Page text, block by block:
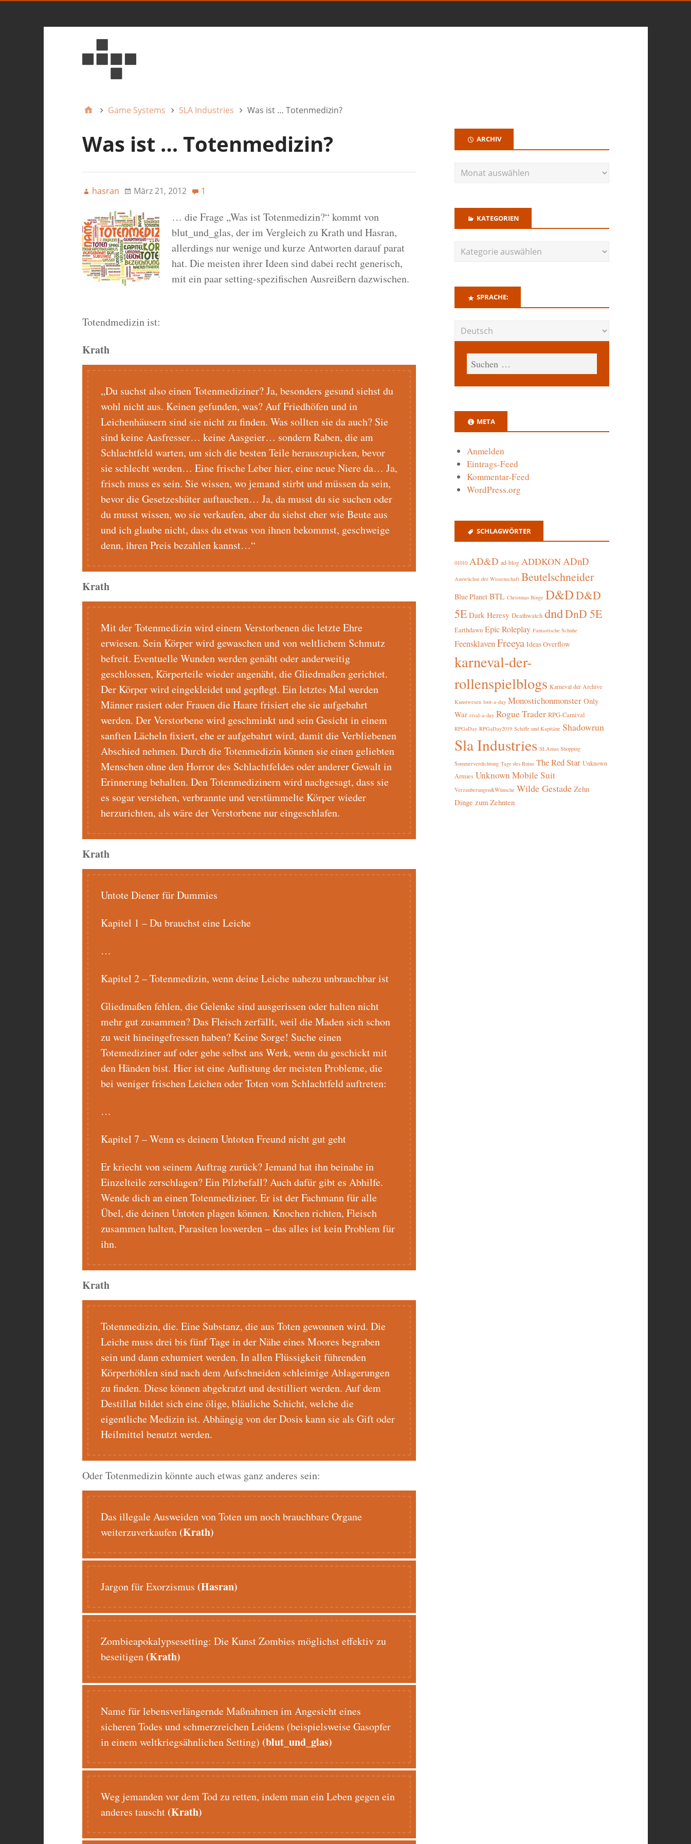
Game Systems SLA Industries Was ist … Totenmedizin?
Was ist … Totenmedizin?
hasran März 21, 2012 1
… die Frage „Was ist Totenmedizin?“ kommt von
blut_und_glas, der im Vergleich zu Krath und Hasran,
allerdings nur wenige und kurze Antworten darauf parat
hat. Die meisten ihrer Ideen sind dabei recht generisch,
mit ein paar setting-spezifischen Ausreißern dazwischen.
Totendmedizin ist:
Krath
„Du suchst also einen Totenmediziner? Ja, besonders gesund siehst du
wohl nicht aus. Keinen gefunden, was? Auf Friedhöfen und in
Leichenhäusern sind sie nicht zu finden. Was sollten sie da auch? Sie
sind keine Aasfresser… keine Aasgeier… sondern Raben, die am
Schlachtfeld warten, um sich die besten Teile herauszupicken, bevor
sie schlecht werden… Eine frische Leber hier, eine neue Niere da… Ja,
frisch muss es sein. Sie wissen, wo jemand stirbt und müssen da sein,
bevor die Gesetzeshüter auftauchen… Ja, da musst du sie suchen oder
du musst wissen, wo sie verkaufen, aber du siehst eher wie Beute aus
und ich glaube nicht, dass du etwas von ihnen bekommst, geschweige
denn, ihren Preis bezahlen kannst…“
Krath
Mit der Totenmedizin wird einem Verstorbenen die letzte Ehre
erwiesen. Sein Körper wird gewaschen und von weltlichem Schmutz
befreit. Eventuelle Wunden werden genäht oder anderweitig
geschlossen, Körperteile wieder angenäht, die Gliedmaßen gerichtet.
Der Körper wird eingekleidet und gepflegt. Ein letztes Mal werden
Männer rasiert oder Frauen die Haare frisiert ehe sie aufgebahrt
werden. Der Verstorbene wird geschminkt und sein Gesicht in einem
sanften Lächeln fixiert, ehe er aufgebahrt wird, damit die Verbliebenen
Abschied nehmen. Durch die Totenmedizin können sie einen geliebten
Menschen ohne den Horror des Schlachtfeldes oder anderer Gewalt in
Erinnerung behalten. Den Totenmedizinern wird nachgesagt, dass sie
es sogar verstehen, verbrannte und verstümmelte Körper wieder
herzurichten, als wäre der Verstorbene nur eingeschlafen.
Krath
Untote Diener für Dummies
Kapitel 1 – Du brauchst eine Leiche
…
Kapitel 2 – Totenmedizin, wenn deine Leiche nahezu unbrauchbar ist
Gliedmaßen fehlen, die Gelenke sind ausgerissen oder halten nicht
mehr gut zusammen? Das Fleisch zerfällt, weil die Maden sich schon
zu weit hineingefressen haben? Keine Sorge! Suche einen
Totemediziner auf oder gehe selbst ans Werk, wenn du geschickt mit
den Händen bist. Hier ist eine Auflistung der meisten Probleme, die
bei weniger frischen Leichen oder Toten vom Schlachtfeld auftreten:
…
Kapitel 7 – Wenn es deinem Untoten Freund nicht gut geht
Er kriecht von seinem Auftrag zurück? Jemand hat ihn beinahe in
Einzelteile zerschlagen? Ein Pilzbefall? Auch dafür gibt es Abhilfe.
Wende dich an einen Totenmediziner. Er ist der Fachmann für alle
Übel, die deinen Untoten plagen können. Knochen richten, Fleisch
zusammen halten, Parasiten loswerden – das alles ist kein Problem für
ihn.
Krath
Totenmedizin, die. Eine Substanz, die aus Toten gewonnen wird. Die
Leiche muss drei bis fünf Tage in der Nähe eines Moores begraben
sein und dann exhumiert werden. In allen Flüssigkeit führenden
Körperhöhlen sind nach dem Aufschneiden schleimige Ablagerungen
zu finden. Diese können abgekratzt und destilliert werden. Auf dem
Destillat bildet sich eine ölige, bläuliche Schicht, welche die
eigentliche Medizin ist. Abhängig von der Dosis kann sie als Gift oder
Heilmittel benutzt werden.
Oder Totenmedizin könnte auch etwas ganz anderes sein:
Das illegale Ausweiden von Toten um noch brauchbare Organe
weiterzuverkaufen (Krath)
Jargon für Exorzismus (Hasran)
Zombieapokalypsesetting: Die Kunst Zombies möglichst effektiv zu
beseitigen (Krath)
Name für lebensverlängernde Maßnahmen im Angesicht eines
sicheren Todes und schmerzreichen Leidens (beispielsweise Gasopfer
in einem weltkriegsähnlichen Setting) (blut_und_glas)
Weg jemanden vor dem Tod zu retten, indem man ein Leben gegen ein
anderes tauscht (Krath)
ARCHIV
KATEGORIEN
SPRACHE:
META
Anmelden
Eintrags-Feed
Kommentar-Feed
WordPress.org
SCHLAGWÖRTER
01010 AD&D ad-blog ADDKONADnD
Auswüchse der Wissenschaft Beutelschneider
Blue Planet BTL Christmas Binge D&DD&D
5E Dark Heresy Deathwatch dndDnD 5E
Earthdawn Epic Roleplay Fantastische Schuhe
Feensklaven Freeya Ideas Overflow
karneval-der-
rollenspielblogs Karneval der Archive
Kunstwesen loot-a-day Monostichonmonster Only
War rival-a-day Rogue Trader RPG-Carnival
RPGaDay RPGaDay2019 Schiffe und Kapitäne Shadowrun
Sla Industries SLAmas Shopping
Sommerverdichtung Tage des Ruins The Red Star Unknown
Armies Unknown Mobile Suit
Verzauberungen&Wünsche Wilde Gestade Zehn
Dinge zum Zehnten